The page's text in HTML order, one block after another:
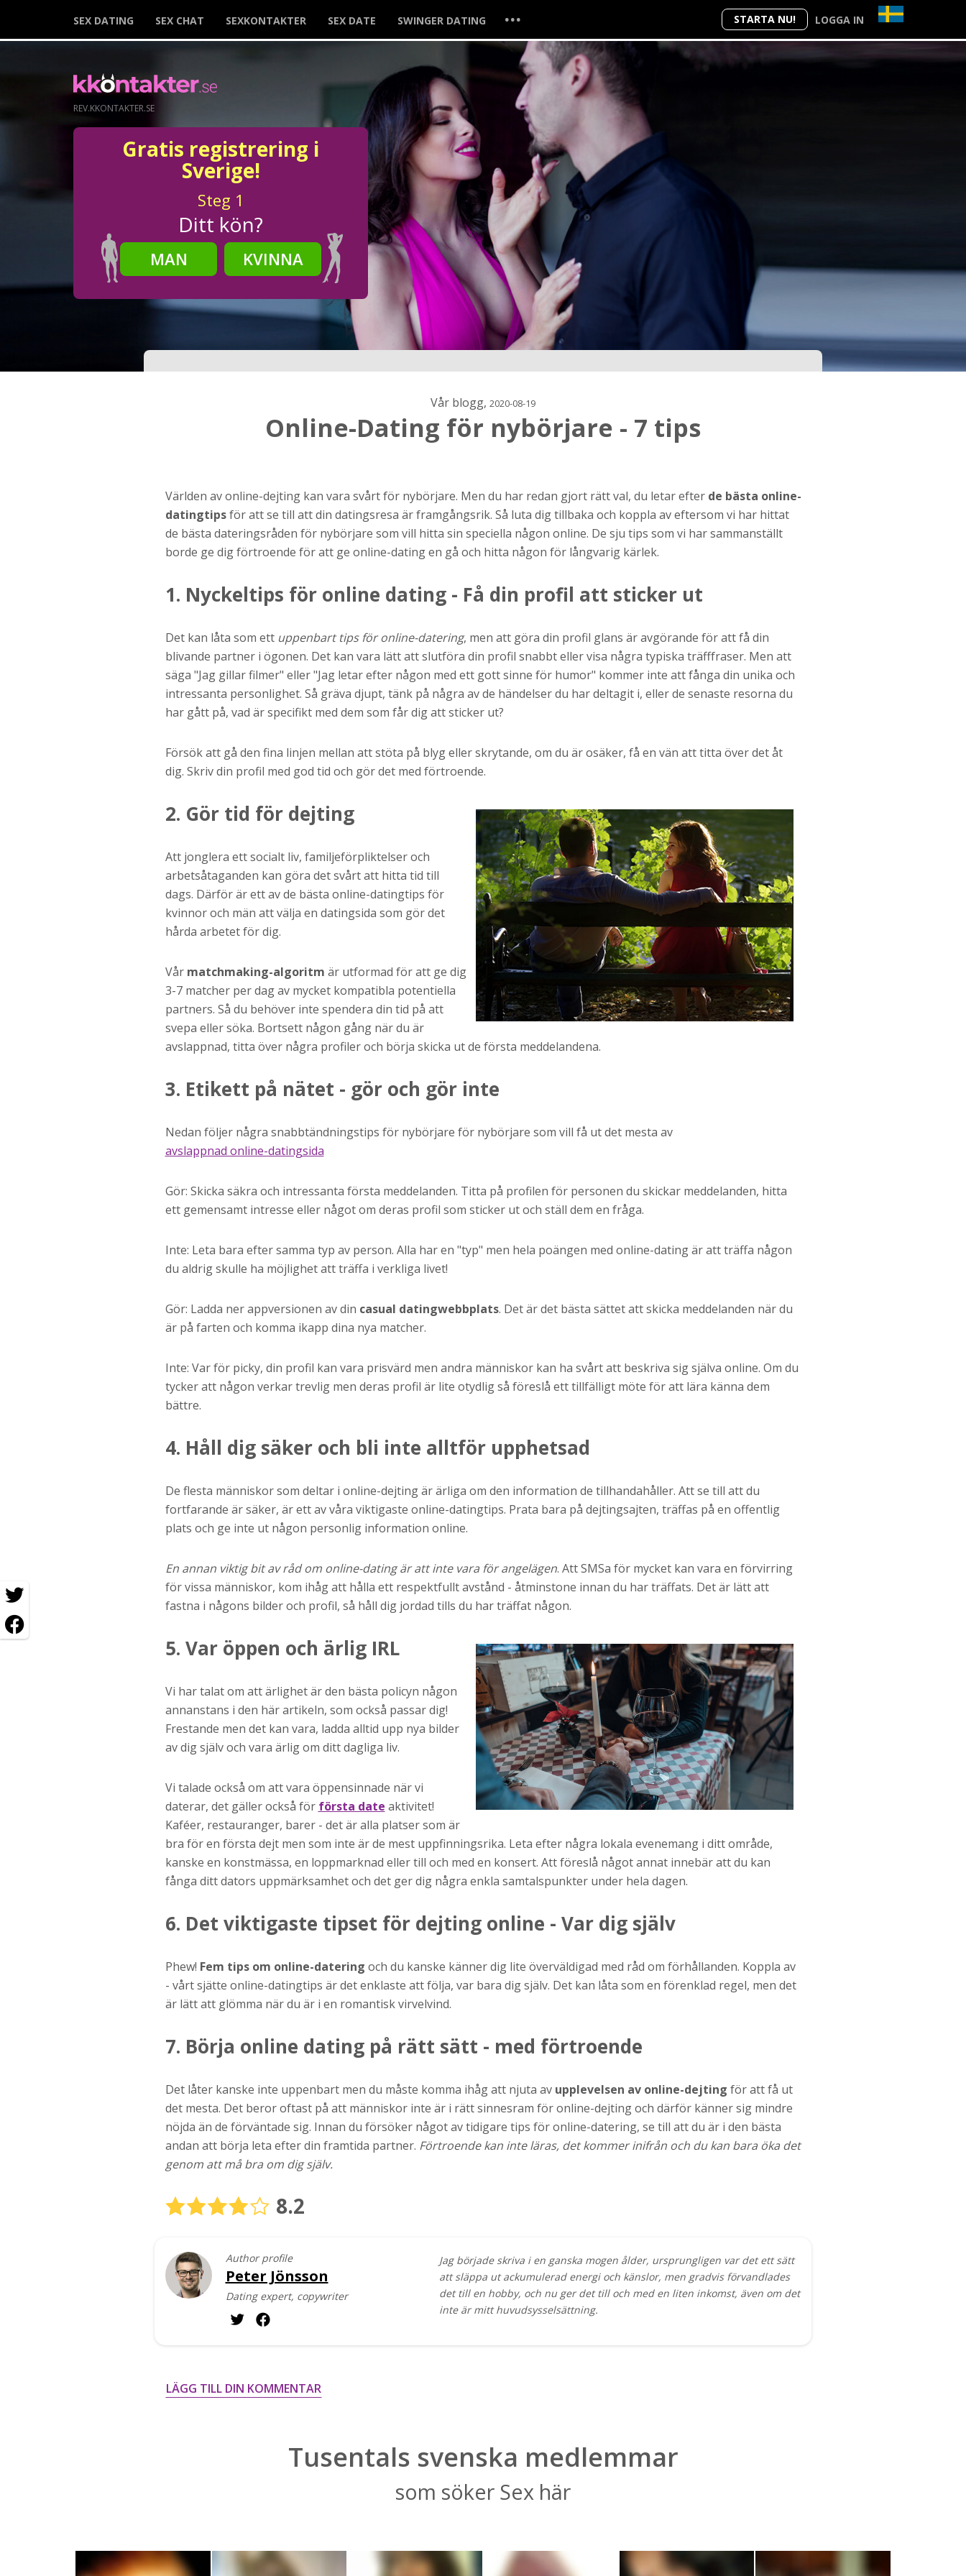
STARTA NU! LOGGA IN
SEX DATING SEX CHAT SEXKONTAKTER SEX DATE SWINGER DATING ...
REV.KKONTAKTER.SE
Gratis registrering i
Sverige!
Steg 1
Ditt kön?
MAN
KVINNA
Steg2
Ditt födelsedatum?
Din mailadress?
Genom att registrera godkänner jagVillkorenoch
. Jag godkänner att ta emot
information och reklam via e-post från hemsidans
operatörer. Jag kan dra tillbaka godkännande när jag
Vår blogg, 2020-08-19
Online-Dating för nybörjare - 7 tips
Världen av online-dejting kan vara svårt för nybörjare. Men du har redan gjort rätt val, du letar efter de bästa online-
datingtipsför att se till att din datingsresa är framgångsrik. Så luta dig tillbaka och koppla av eftersom vi har hittat
de bästa dateringsråden för nybörjare som vill hitta sin speciella någon online. De sju tips som vi har sammanställt
borde ge dig förtroende för att ge online-dating en gå och hitta någon för långvarig kärlek.
1. Nyckeltips för online dating - Få din profil att sticker ut
Det kan låta som ett uppenbart tips för online-datering, men att göra din profil glans är avgörande för att få din
blivande partner i ögonen. Det kan vara lätt att slutföra din profil snabbt eller visa några typiska träfffraser. Men att
säga "Jag gillar filmer" eller "Jag letar efter någon med ett gott sinne för humor" kommer inte att fånga din unika och
intressanta personlighet. Så gräva djupt, tänk på några av de händelser du har deltagit i, eller de senaste resorna du
har gått på, vad är specifikt med dem som får dig att sticker ut?
Försök att gå den fina linjen mellan att stöta på blyg eller skrytande, om du är osäker, få en vän att titta över det åt
dig. Skriv din profil med god tid och gör det med förtroende.
2. Gör tid för dejting
Att jonglera ett socialt liv, familjeförpliktelser och
arbetsåtaganden kan göra det svårt att hitta tid till
dags. Därför är ett av de bästa online-datingtips för
kvinnor och män att välja en datingsida som gör det
hårda arbetet för dig.
Vår matchmaking-algoritm är utformad för att ge dig
3-7 matcher per dag av mycket kompatibla potentiella
partners. Så du behöver inte spendera din tid på att
svepa eller söka. Bortsett någon gång när du är
avslappnad, titta över några profiler och börja skicka ut de första meddelandena.
3. Etikett på nätet - gör och gör inte
Nedan följer några snabbtändningstips för nybörjare för nybörjare som vill få ut det mesta av
avslappnad online-datingsida
Gör: Skicka säkra och intressanta första meddelanden. Titta på profilen för personen du skickar meddelanden, hitta
ett gemensamt intresse eller något om deras profil som sticker ut och ställ dem en fråga.
Inte: Leta bara efter samma typ av person. Alla har en "typ" men hela poängen med online-dating är att träffa någon
du aldrig skulle ha möjlighet att träffa i verkliga livet!
Gör: Ladda ner appversionen av din casual datingwebbplats. Det är det bästa sättet att skicka meddelanden när du
är på farten och komma ikapp dina nya matcher.
Inte: Var för picky, din profil kan vara prisvärd men andra människor kan ha svårt att beskriva sig själva online. Om du
tycker att någon verkar trevlig men deras profil är lite otydlig så föreslå ett tillfälligt möte för att lära känna dem
bättre.
4. Håll dig säker och bli inte alltför upphetsad
De flesta människor som deltar i online-dejting är ärliga om den information de tillhandahåller. Att se till att du
fortfarande är säker, är ett av våra viktigaste online-datingtips. Prata bara på dejtingsajten, träffas på en offentlig
plats och ge inte ut någon personlig information online.
En annan viktig bit av råd om online-dating är att inte vara för angelägen. Att SMSa för mycket kan vara en förvirring
för vissa människor, kom ihåg att hålla ett respektfullt avstånd - åtminstone innan du har träffats. Det är lätt att
fastna i någons bilder och profil, så håll dig jordad tills du har träffat någon.
5. Var öppen och ärlig IRL
Vi har talat om att ärlighet är den bästa policyn någon
annanstans i den här artikeln, som också passar dig!
Frestande men det kan vara, ladda alltid upp nya bilder
av dig själv och vara ärlig om ditt dagliga liv.
Vi talade också om att vara öppensinnade när vi
daterar, det gäller också för första date aktivitet!
Kaféer, restauranger, barer - det är alla platser som är
bra för en första dejt men som inte är de mest uppfinningsrika. Leta efter några lokala evenemang i ditt område,
kanske en konstmässa, en loppmarknad eller till och med en konsert. Att föreslå något annat innebär att du kan
fånga ditt dators uppmärksamhet och det ger dig några enkla samtalspunkter under hela dagen.
6. Det viktigaste tipset för dejting online - Var dig själv
Phew! Fem tips om online-datering och du kanske känner dig lite överväldigad med råd om förhållanden. Koppla av
- vårt sjätte online-datingtips är det enklaste att följa, var bara dig själv. Det kan låta som en förenklad regel, men det
är lätt att glömma när du är i en romantisk virvelvind.
7. Börja online dating på rätt sätt - med förtroende
Det låter kanske inte uppenbart men du måste komma ihåg att njuta av upplevelsen av online-dejting för att få ut
det mesta. Det beror oftast på att människor inte är i rätt sinnesram för online-dejting och därför känner sig mindre
nöjda än de förväntade sig. Innan du försöker något av tidigare tips för online-datering, se till att du är i den bästa
andan att börja leta efter din framtida partner. Förtroende kan inte läras, det kommer inifrån och du kan bara öka det
genom att må bra om dig själv.
8.2
Author profile
Peter Jönsson
Dating expert, copywriter
Jag började skriva i en ganska mogen ålder, ursprungligen var det ett sätt
att släppa ut ackumulerad energi och känslor, men gradvis förvandlades
det till en hobby, och nu ger det till och med en liten inkomst, även om det
inte är mitt huvudsysselsättning.
LÄGG TILL DIN KOMMENTAR
Tusentals svenska medlemmar
som söker Sex här